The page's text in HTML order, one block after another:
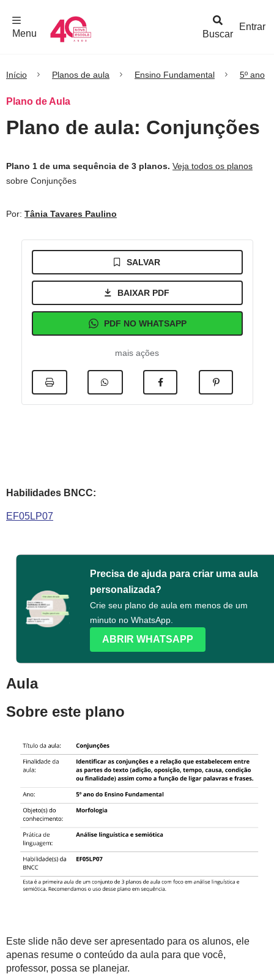
Buscar
Menu
Entrar
Início Planos de aula Ensino Fundamental 5º ano
Plano de Aula
Plano de aula: Conjunções
Plano 1 de uma sequência de 3 planos. Veja todos os planos
sobre Conjunções
Por: Tânia Tavares Paulino
SALVAR
BAIXAR PDF
PDF NO WHATSAPP
mais ações
Habilidades BNCC:
EF05LP07
Precisa de ajuda para criar uma aula
personalizada?
Crie seu plano de aula em menos de um
minuto no WhatsApp.
ABRIR WHATSAPP
Aula
Sobre este plano
Este slide não deve ser apresentado para os alunos, ele
apenas resume o conteúdo da aula para que você,
professor, possa se planejar.